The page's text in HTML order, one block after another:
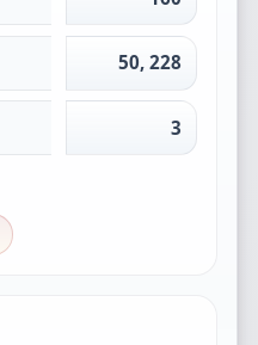
50, 228
3